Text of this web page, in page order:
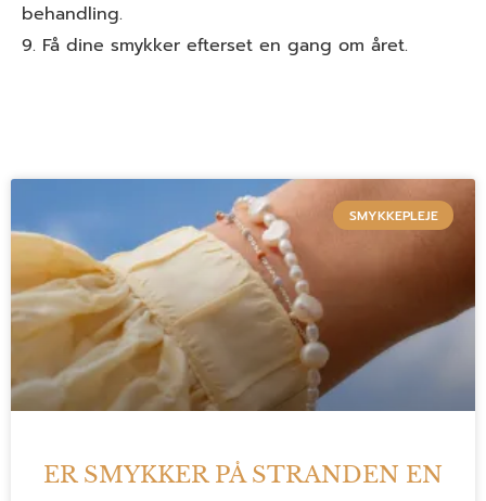
behandling.
9. Få dine smykker efterset en gang om året.
SMYKKEPLEJE
ER SMYKKER PÅ STRANDEN EN